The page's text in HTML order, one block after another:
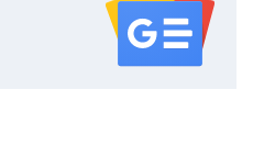
serwisu